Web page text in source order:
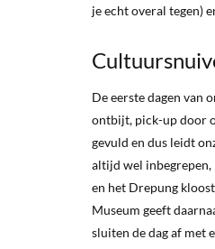
je echt overal tegen)
De eerste dagen van
ontbijt, pick-up door
gevuld en dus leidt
altijd wel inbegrepen,
en het Drepung
Museum geeft
sluiten de dag af met